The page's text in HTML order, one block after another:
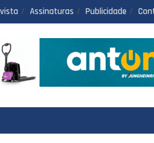
Assinaturas Publicidade